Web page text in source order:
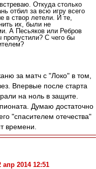
Откуда столько
отбил за всю игру всего
в створ летели. И те,
их, были не
А Песьяков или Ребров
пропустили? С чего бы
за матч с "Локо" в том,
Впервые после старта
на ноль в защите.
Думаю достаточно
"спасителем отечества"
времени.
2014 12:51